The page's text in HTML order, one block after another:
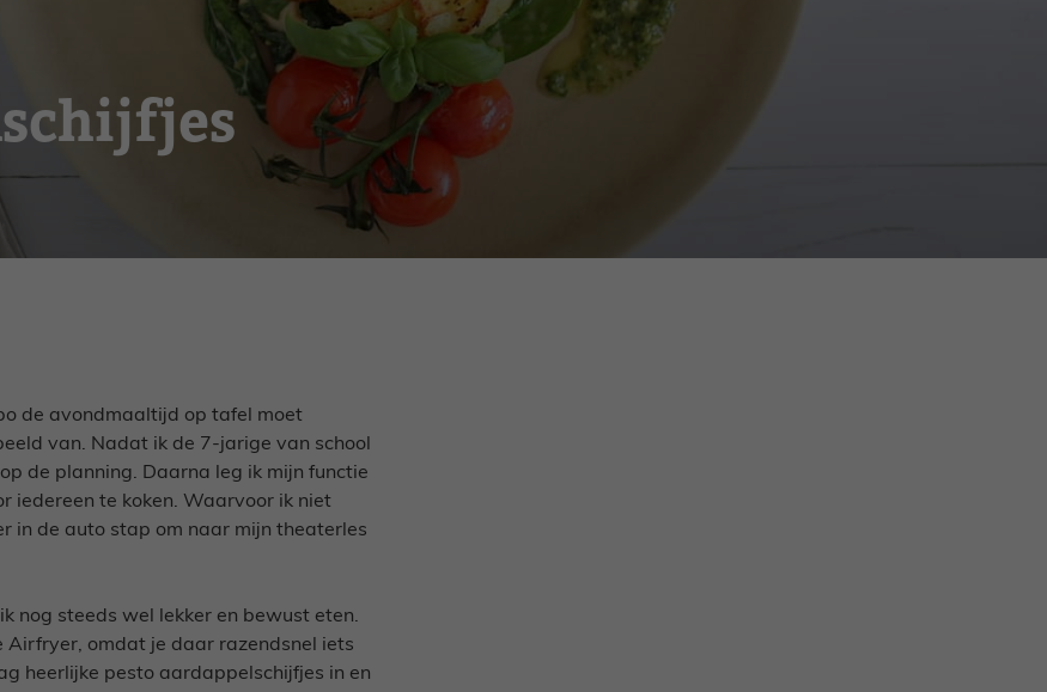
de avondmaaltijd op tafel moet
van. Nadat ik de 7-jarige van school
de planning. Daarna leg ik mijn functie
iedereen te koken. Waarvoor ik niet
in de auto stap om naar mijn theaterles
nog steeds wel lekker en bewust eten.
Airfryer, omdat je daar razendsnel iets
heerlijke pesto aardappelschijfjes in en